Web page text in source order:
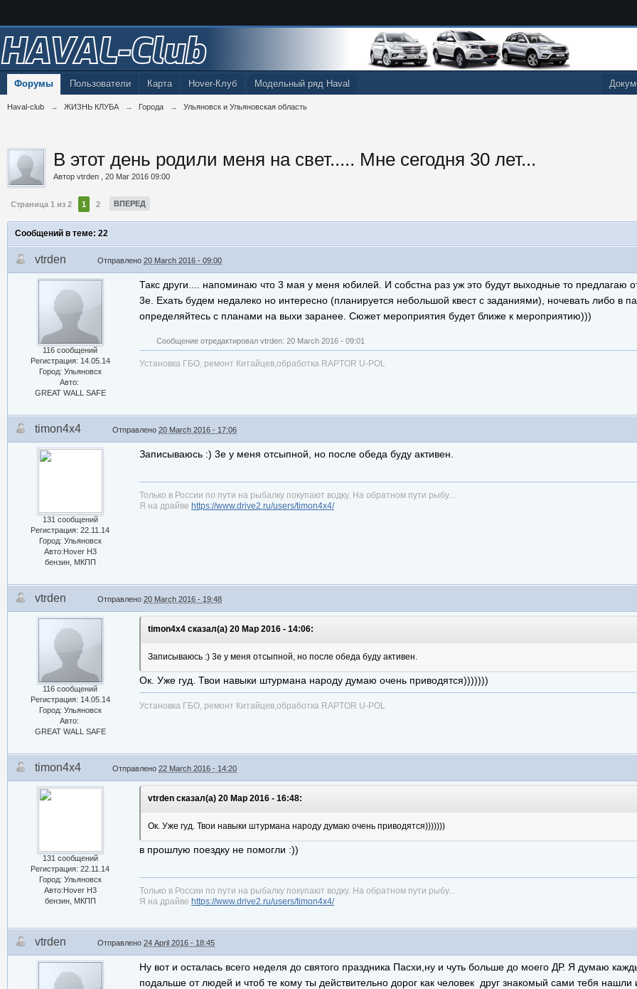
HAVAL-Club
Карта Hover-Клуб Модельный ряд Haval
Форумы Пользователи
Haval-club → ЖИЗНЬ КЛУБА → Города → Ульяновск и Ульяновская область
В этот день родили меня на свет..... Мне сегодня 30 лет...
Автор vtrden 20 Mar 2016 09:00
Страница 1 из 2 1 2 ВПЕРЕД
Сообщений в теме: 22
vtrden Отправлено 20 March 2016 - 09:00
116 сообщений
Регистрация: 14.05.14
Город: Ульяновск
Авто:
GREAT WALL SAFE
Такс други.... напоминаю что 3 мая у меня юбилей. И собстна раз уж это будут выходные то предлагаю
3е. Ехать будем недалеко но интересно (планируется небольшой квест с заданиями), ночевать либо в
определяйтесь с планами на выхи заранее. Сюжет мероприятия будет ближе к мероприятию)))
Сообщение отредактировал vtrden: 20 March 2016 - 09:01
Установка ГБО, ремонт Китайцев,обработка RAPTOR U-POL
timon4x4 Отправлено 20 March 2016 - 17:06
131 сообщений
Регистрация: 22.11.14
Город: Ульяновск
Авто:Hover H3
бензин, МКПП
Записываюсь :) 3е у меня отсыпной, но после обеда буду активен.
Только в России по пути на рыбалку покупают водку. На обратном пути рыбу...
Я на драйве https://www.drive2.ru/users/timon4x4/
vtrden Отправлено 20 March 2016 - 19:48
116 сообщений
Регистрация: 14.05.14
Город: Ульяновск
Авто:
GREAT WALL SAFE
timon4x4 сказал(а) 20 Мар 2016 - 14:06:
Записываюсь :) 3е у меня отсыпной, но после обеда буду активен.
Ок. Уже гуд. Твои навыки штурмана народу думаю очень приводятся)))))))
Установка ГБО, ремонт Китайцев,обработка RAPTOR U-POL
timon4x4 Отправлено 22 March 2016 - 14:20
131 сообщений
Регистрация: 22.11.14
Город: Ульяновск
Авто:Hover H3
бензин, МКПП
vtrden сказал(а) 20 Мар 2016 - 16:48:
Ок. Уже гуд. Твои навыки штурмана народу думаю очень приводятся)))))))
в прошлую поездку не помогли :))
Только в России по пути на рыбалку покупают водку. На обратном пути рыбу...
Я на драйве https://www.drive2.ru/users/timon4x4/
vtrden Отправлено 24 April 2016 - 18:45
Ну вот и осталась всего неделя до святого праздника Пасхи,ну и чуть больше до моего ДР. Я думаю
подальше от людей и чтоб те кому ты действительно дорог как человек друг знакомый сами тебя